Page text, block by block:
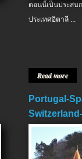
ตอนนี้เป็นประส
ประเทศอิตาลี ...
Read more
Portugal-